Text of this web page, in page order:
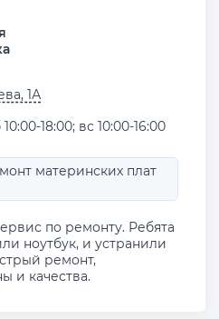
1А
18:00; вс 10:00-16:00
материнских плат
по ремонту. Ребята
ноутбук, и устранили
ремонт,
и качества.